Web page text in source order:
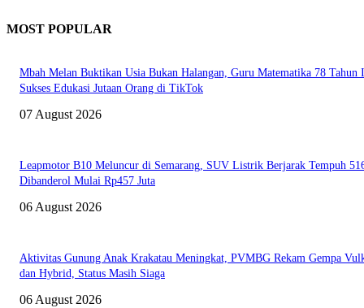
MOST POPULAR
Mbah Melan Buktikan Usia Bukan Halangan, Guru Matematika 78 Tahun
Sukses Edukasi Jutaan Orang di TikTok
07 August 2026
Leapmotor B10 Meluncur di Semarang, SUV Listrik Berjarak Tempuh
Dibanderol Mulai Rp457 Juta
06 August 2026
Aktivitas Gunung Anak Krakatau Meningkat, PVMBG Rekam Gempa
dan Hybrid, Status Masih Siaga
06 August 2026